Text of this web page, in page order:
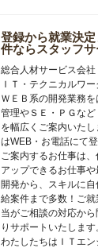
登録から就業決
件ならスタッフ
総合人材サービス会
ＩＴ・テクニカルワ
ＷＥＢ系の開発業務
管理やＳＥ・ＰＧな
を幅広くご案内いた
はWEB・お電話にて
ご案内するお仕事は
アップできるお仕事
開発から、スキルに
給案件まで多数！ご
当がご相談の対応か
りサポートいたします
わたしたちはＩＴエ